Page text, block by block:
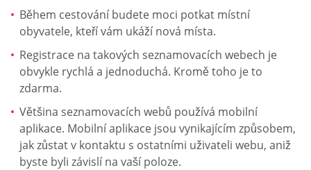
Během cestování budete moci potkat místní
obyvatele, kteří vám ukáží nová místa.
Registrace na takových seznamovacích webech je
obvykle rychlá a jednoduchá. Kromě toho je to
zdarma.
Většina seznamovacích webů používá mobilní
aplikace. Mobilní aplikace jsou vynikajícím způsobem,
jak zůstat v kontaktu s ostatními uživateli webu, aniž
byste byli závislí na vaší poloze.